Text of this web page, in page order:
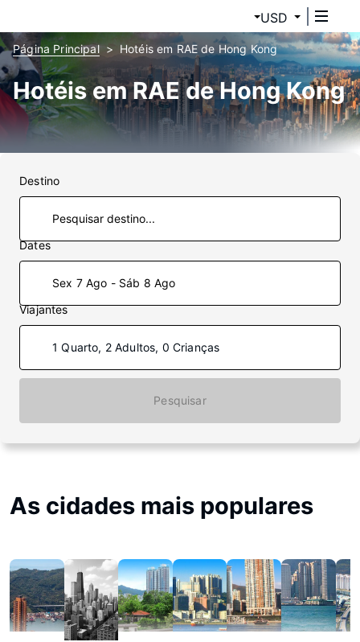
USD
Página Principal Hotéis em RAE de Hong Kong
Hotéis em RAE de Hong Kong
Destino
Dates
Sex 7 Ago - Sáb 8 Ago
Viajantes
1 Quarto, 2 Adultos, 0 Crianças
Pesquisar
As cidades mais populares